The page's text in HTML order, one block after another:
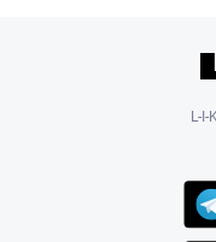
L-I-